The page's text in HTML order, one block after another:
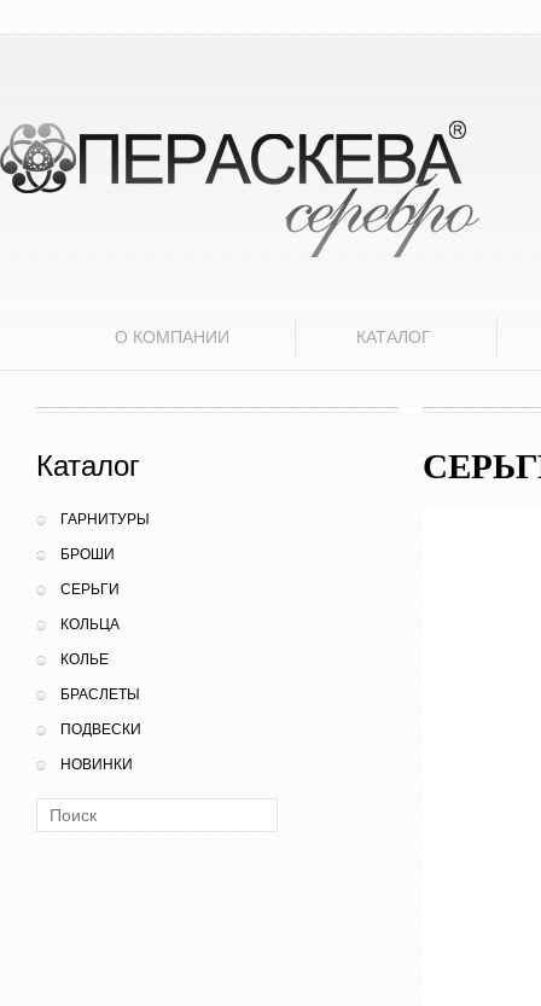
О КОМПАНИИ КАТАЛОГ
Каталог
ГАРНИТУРЫ
БРОШИ
СЕРЬГИ
КОЛЬЦА
КОЛЬЕ
БРАСЛЕТЫ
ПОДВЕСКИ
НОВИНКИ
Поиск: